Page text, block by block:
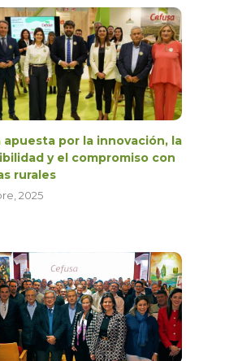
apuesta por la innovación, la
y el compromiso con
rurales
2025